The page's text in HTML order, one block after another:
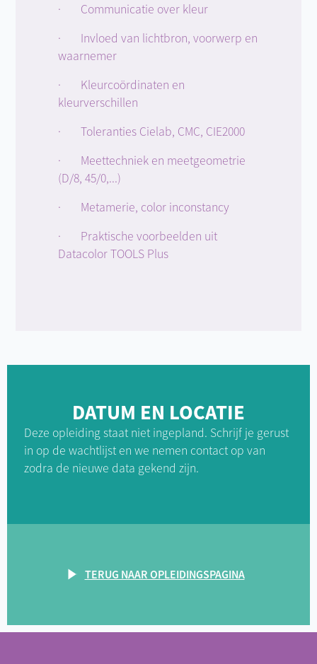
· Communicatie over kleur
· Invloed van lichtbron, voorwerp en
waarnemer
· Kleurcoördinaten en
kleurverschillen
· Toleranties Cielab, CMC, CIE2000
· Meettechniek en meetgeometrie
(D/8, 45/0,...)
· Metamerie, color inconstancy
· Praktische voorbeelden uit
Datacolor TOOLS Plus
DATUM EN LOCATIE
Deze opleiding staat niet ingepland. Schrijf je gerust
in op de wachtlijst en we nemen contact op van
zodra de nieuwe data gekend zijn.
TERUG NAAR OPLEIDINGSPAGINA